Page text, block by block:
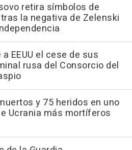
retira símbolos de
la negativa de Zelenski
EEUU el cese de sus
rusa del Consorcio del
y 75 heridos en uno
Ucrania más mortíferos